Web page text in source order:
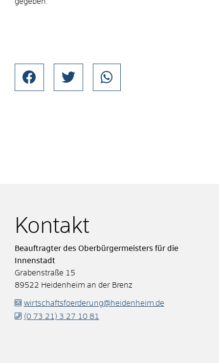
Kontakt
Beauftragter des Oberbürgermeisters für die
Innenstadt
Grabenstraße 15
89522 Heidenheim an der Brenz
wirtschaftsfoerderung@heidenheim.de
(0 73 21) 3 27 10 81